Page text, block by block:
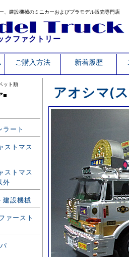
、建設機械のミニカーおよびプラモデル販売専門店
クファクトリー
ご購入方法 新着履歴
ット順
■
ート
ストマス
ストマス
外
設機械
ァースト
アオシマ(